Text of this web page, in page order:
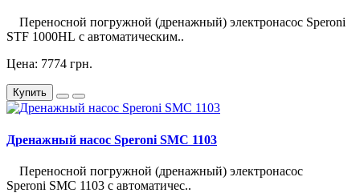
Переносной погружной (дренажный) электронасос Speroni
STF 1000HL с автоматическим..
Цена: 7774 грн.
Купить
Дренажный насос Speroni SMC 1103
Переносной погружной (дренажный) электронасос
Speroni SMC 1103 с автоматичес..